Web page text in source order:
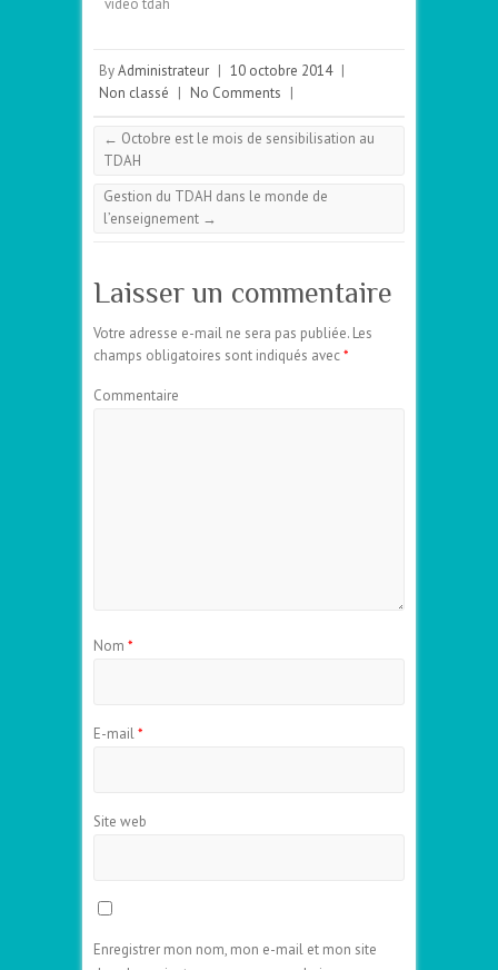
video tdah
ByAdministrateur | 10 octobre 2014 |
Non classé | No Comments |
← Octobre est le mois de sensibilisation au
TDAH
Gestion du TDAH dans le monde de
l’enseignement →
Laisser un commentaire
Votre adresse e-mail ne sera pas publiée. Les
champs obligatoires sont indiqués avec*
Commentaire
Nom *
E-mail*
Site web
Enregistrer mon nom, mon e-mail et mon site